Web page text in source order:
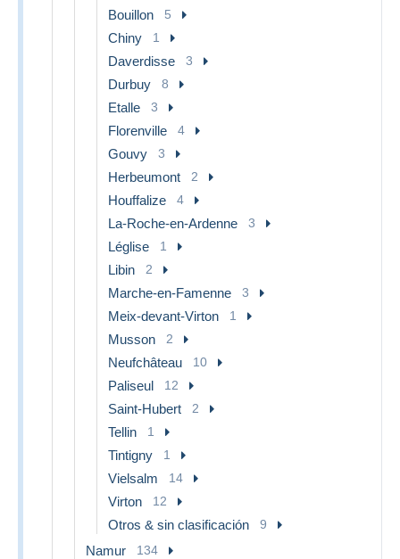
Bouillon 5
Chiny 1
Daverdisse 3
Durbuy 8
Etalle 3
Florenville 4
Gouvy 3
Herbeumont 2
Houffalize 4
La-Roche-en-Ardenne 3
Léglise 1
Libin 2
Marche-en-Famenne 3
Meix-devant-Virton 1
Musson 2
Neufchâteau 10
Paliseul 12
Saint-Hubert 2
Tellin 1
Tintigny 1
Vielsalm 14
Virton 12
Otros & sin clasificación 9
Namur 134